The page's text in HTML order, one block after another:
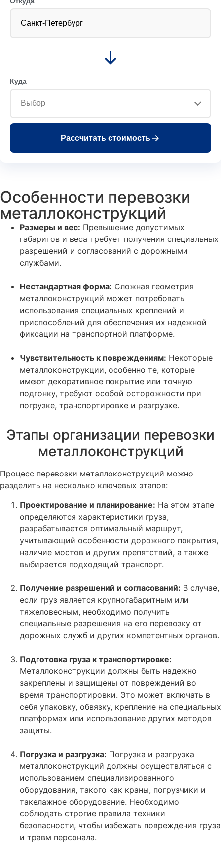
Санкт-Петербург
Куда
Выбор
Рассчитать стоимость
Особенности перевозки
металлоконструкций
Размеры и вес: Превышение допустимых
габаритов и веса требует получения специальных
разрешений и согласований с дорожными
службами.
Нестандартная форма: Сложная геометрия
металлоконструкций может потребовать
использования специальных креплений и
приспособлений для обеспечения их надежной
фиксации на транспортной платформе.
Чувствительность к повреждениям: Некоторые
металлоконструкции, особенно те, которые
имеют декоративное покрытие или точную
подгонку, требуют особой осторожности при
погрузке, транспортировке и разгрузке.
Этапы организации перевозки
металлоконструкций
Процесс перевозки металлоконструкций можно
разделить на несколько ключевых этапов:
Проектирование и планирование: На этом этапе
определяются характеристики груза,
разрабатывается оптимальный маршрут,
учитывающий особенности дорожного покрытия,
наличие мостов и других препятствий, а также
выбирается подходящий транспорт.
Получение разрешений и согласований: В случае,
если груз является крупногабаритным или
тяжеловесным, необходимо получить
специальные разрешения на его перевозку от
дорожных служб и других компетентных органов.
Подготовка груза к транспортировке:
Металлоконструкции должны быть надежно
закреплены и защищены от повреждений во
время транспортировки. Это может включать в
себя упаковку, обвязку, крепление на специальных
платформах или использование других методов
защиты.
Погрузка и разгрузка: Погрузка и разгрузка
металлоконструкций должны осуществляться с
использованием специализированного
оборудования, такого как краны, погрузчики и
такелажное оборудование. Необходимо
соблюдать строгие правила техники
безопасности, чтобы избежать повреждения груза
и травм персонала.